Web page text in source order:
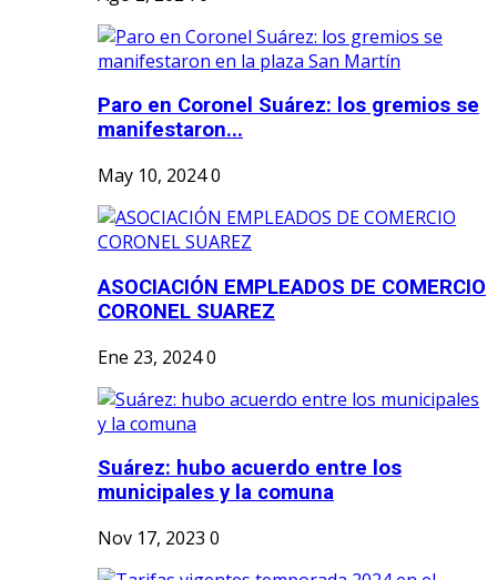
Paro en Coronel Suárez: los gremios se
manifestaron...
May 10, 20240
ASOCIACIÓN EMPLEADOS DE COMERCIO
CORONEL SUAREZ
Ene 23, 20240
Suárez: hubo acuerdo entre los
municipales y la comuna
Nov 17, 2023 0